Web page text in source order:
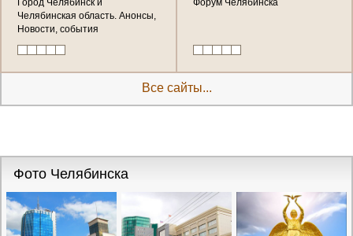
Город Челябинск и
Челябинская область. Анонсы,
Новости, события
Форум Челябинска
Все сайты...
Фото Челябинска